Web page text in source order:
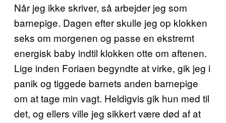
Når jeg ikke skriver, så arbejder jeg som
barnepige. Dagen efter skulle jeg op klokken
seks om morgenen og passe en ekstremt
energisk baby indtil klokken otte om aftenen.
Lige inden Foriaen begyndte at virke, gik jeg i
panik og tiggede barnets anden barnepige
om at tage min vagt. Heldigvis gik hun med til
det, og ellers ville jeg sikkert være død af at